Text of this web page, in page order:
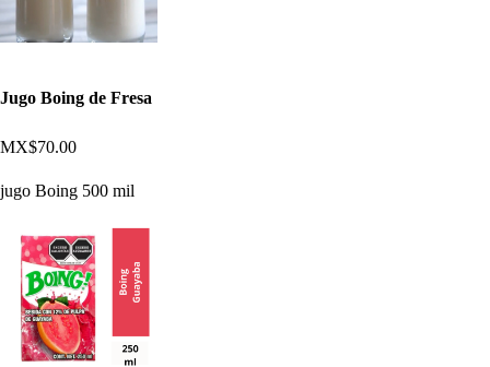
Jugo Boing de Fresa
MX$70.00
jugo Boing 500 mil